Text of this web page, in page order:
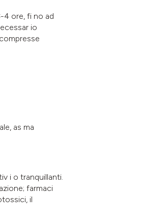
4 ore, fi no ad
io
as ma
i o tranquillanti.
farmaci
il